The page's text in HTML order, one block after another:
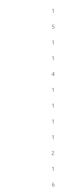
1
5
1
1
4
1
1
1
1
2
1
6